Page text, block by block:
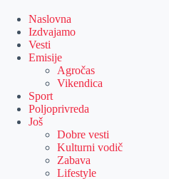
content
Naslovna
Izdvajamo
Vesti
Emisije
Agročas
Vikendica
Sport
Poljoprivreda
Još
Dobre vesti
Kulturni vodič
Zabava
Lifestyle